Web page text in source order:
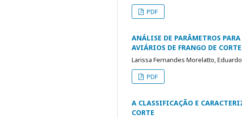
PDF
ANÁLISE DE PARÂMETROS
AVIÁRIOS DE FRANGO DE
Larissa Fernandes Morelatto,
PDF
A CLASSIFICAÇÃO E
CORTE